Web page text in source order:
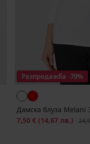
Разпродажба -70%
Дамска блуза Melani
Намаление
7,50 € (14,67 лв.)